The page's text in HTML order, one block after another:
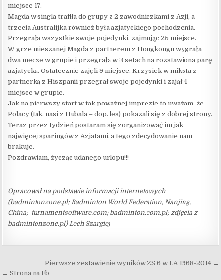
miejsce 17.
Magda w singla trafiła do grupy z 2 zawodniczkami z Azji, a
trzecia Australijka również była azjatyckiego pochodzenia.
Przegrała wszystkie swoje pojedynki, zajmując 25 miejsce.
W grze mieszanej Magda z partnerem z Hongkongu wygrała
dwa mecze w grupie i przegrała w 3 setach na rozstawiona parę
azjatycką. Ostatecznie zajęli 9 miejsce. Krzysiek w miksta z
partnerką z Hiszpanii przegrał swoje pojedynki i zajął 4
miejsce w grupie.
Jak na pierwszy start w tak poważnej imprezie to uważam, że
Polacy (tak, nasi z Hubala – dop. les) pokazali się z dobrej strony.
Teraz przez tydzień postaram się zorganizować im jak
najwięcej sparingów z Azjatami, a tego zdecydowanie nam
brakuje.
Pozdrawiam, życząc udanego urlopu!!!
Opracował na podstawie informacji internetowych
(badmintonzone.pl; Badminton World Federation, Nanjing,
China; turnamentsoftware.com; badminton.com.pl; zdjęcia z
badmintonzone.pl) Lech Szargiej
Nawigacja wpisu
Pierwsze zestawienie wyników ZS 6 w LA 1968-2014 →
← Strona na Fb